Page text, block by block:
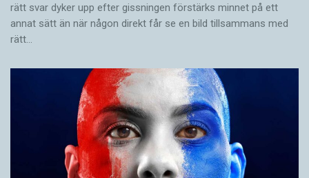
rätt svar dyker upp efter gissningen förstärks minnet på ett
annat sätt än när någon direkt får se en bild tillsammans med
rätt…